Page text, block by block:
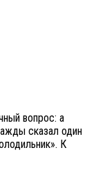
вопрос: а
сказал один
К